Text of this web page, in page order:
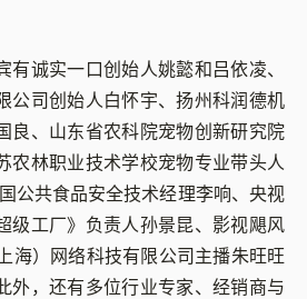
有诚实一口创始人姚懿和吕依凌、
公司创始人白怀宇、扬州科润德机
良、山东省农科院宠物创新研究院
农林职业技术学校宠物专业带头人
公共食品安全技术经理李响、央视
级工厂》负责人孙景昆、影视飓风
海）网络科技有限公司主播朱旺旺
外，还有多位行业专家、经销商与